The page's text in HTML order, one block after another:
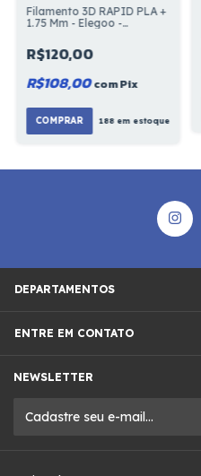
Filamento 3D RAPID PLA +
1.75 Mm - Elegoo -
R$120,00
R$108,00comPix
188em estoque
DEPARTAMENTOS
ENTRE EM CONTATO
NEWSLETTER